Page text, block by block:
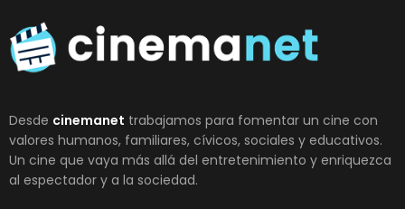
Desde cinemanet trabajamos para fomentar un cine con
valores humanos, familiares, cívicos, sociales y educativos.
Un cine que vaya más allá del entretenimiento y enriquezca
al espectador y a la sociedad.